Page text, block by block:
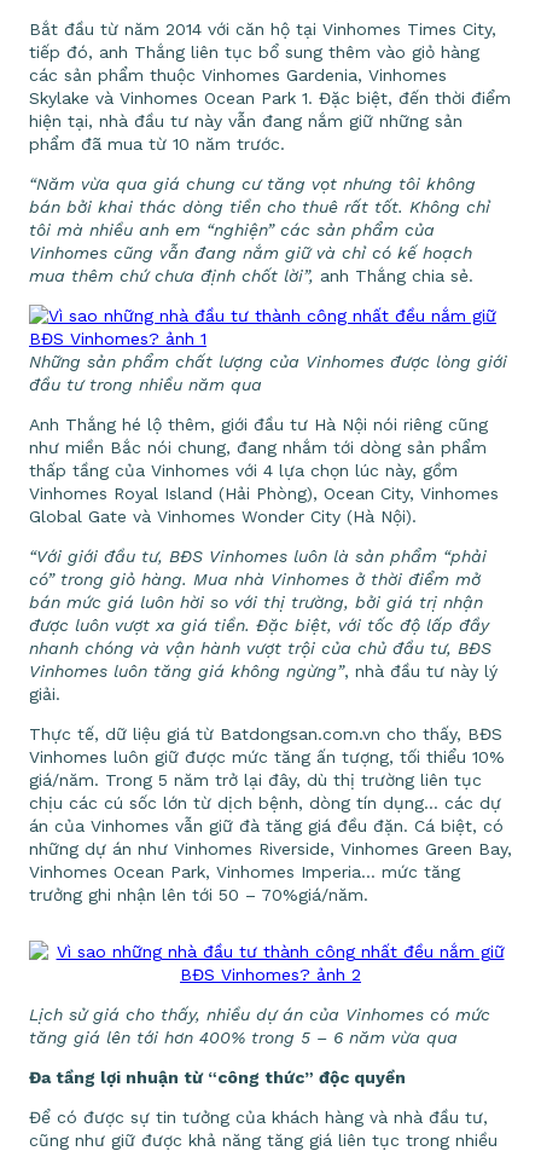
Bắt đầu từ năm 2014 với căn hộ tại Vinhomes Times City,
tiếp đó, anh Thắng liên tục bổ sung thêm vào giỏ hàng
các sản phẩm thuộc Vinhomes Gardenia, Vinhomes
Skylake và Vinhomes Ocean Park 1. Đặc biệt, đến thời điểm
hiện tại, nhà đầu tư này vẫn đang nắm giữ những sản
phẩm đã mua từ 10 năm trước.
“Năm vừa qua giá chung cư tăng vọt nhưng tôi không
bán bởi khai thác dòng tiền cho thuê rất tốt. Không chỉ
tôi mà nhiều anh em “nghiện” các sản phẩm của
Vinhomes cũng vẫn đang nắm giữ và chỉ có kế hoạch
mua thêm chứ chưa định chốt lời”, anh Thắng chia sẻ.
Những sản phẩm chất lượng của Vinhomes được lòng giới
đầu tư trong nhiều năm qua
Anh Thắng hé lộ thêm, giới đầu tư Hà Nội nói riêng cũng
như miền Bắc nói chung, đang nhắm tới dòng sản phẩm
thấp tầng của Vinhomes với 4 lựa chọn lúc này, gồm
Vinhomes Royal Island (Hải Phòng), Ocean City, Vinhomes
Global Gate và Vinhomes Wonder City (Hà Nội).
“Với giới đầu tư, BĐS Vinhomes luôn là sản phẩm “phải
có” trong giỏ hàng. Mua nhà Vinhomes ở thời điểm mở
bán mức giá luôn hời so với thị trường, bởi giá trị nhận
được luôn vượt xa giá tiền. Đặc biệt, với tốc độ lấp đầy
nhanh chóng và vận hành vượt trội của chủ đầu tư, BĐS
Vinhomes luôn tăng giá không ngừng”, nhà đầu tư này lý
giải.
Thực tế, dữ liệu giá từ Batdongsan.com.vn cho thấy, BĐS
Vinhomes luôn giữ được mức tăng ấn tượng, tối thiểu 10%
giá/năm. Trong 5 năm trở lại đây, dù thị trường liên tục
chịu các cú sốc lớn từ dịch bệnh, dòng tín dụng… các dự
án của Vinhomes vẫn giữ đà tăng giá đều đặn. Cá biệt, có
những dự án như Vinhomes Riverside, Vinhomes Green Bay,
Vinhomes Ocean Park, Vinhomes Imperia… mức tăng
trưởng ghi nhận lên tới 50 – 70%giá/năm.
Lịch sử giá cho thấy, nhiều dự án của Vinhomes có mức
tăng giá lên tới hơn 400% trong 5 – 6 năm vừa qua
Đa tầng lợi nhuận từ “công thức” độc quyền
Để có được sự tin tưởng của khách hàng và nhà đầu tư,
cũng như giữ được khả năng tăng giá liên tục trong nhiều